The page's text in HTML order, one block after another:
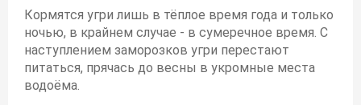
Кормятся угри лишь в тёплое время года и только
ночью, в крайнем случае - в сумеречное время. С
наступлением заморозков угри перестают
питаться, прячась до весны в укромные места
водоёма.